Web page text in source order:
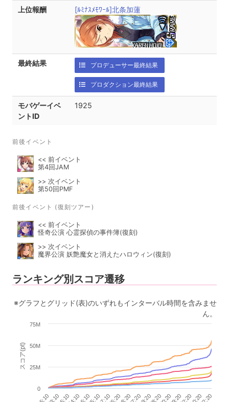
上位報酬 [ﾙﾐﾅｽﾒﾓﾜｰﾙ]北条加蓮
最終結果 プロデューサー最終結果
プロダクション最終結果
モバゲーイベ
ントID
1925
前後イベント
<< 前イベント
第4回JAM
>> 次イベント
第50回PMF
前後イベント (復刻ツアー)
<< 前イベント
怪奇公演 心霊探偵の事件簿(復刻)
>> 次イベント
魔界公演 妖艶魔女と消えたハロウィン(復刻)
ランキング別スコア遷移
※グラフとグリッド(表)のいずれもインターバル時間を含みませ
ん。
スコア(pt)
0
50M
25M
75M